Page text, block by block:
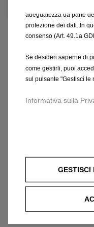
che potrebbero non
adeguatezza da parte
protezione dei dati. In
consenso (Art. 49.1a
Se desideri saperne di
come gestirli, puoi
sul pulsante "Gestisci le
Informativa sulla